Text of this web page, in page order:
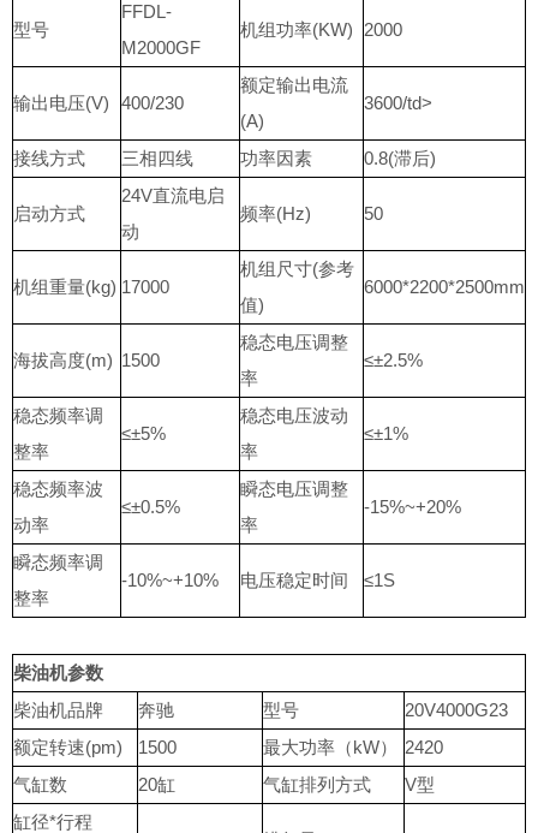
型号
FFDL-
M2000GF
机组功率(KW) 2000
输出电压(V) 400/230
额定输出电流
(A)
3600/td>
接线方式 三相四线 功率因素 0.8(滞后)
启动方式
24V直流电启
动
频率(Hz) 50
机组重量(kg) 17000
机组尺寸(参考
值)
6000*2200*2500mm
海拔高度(m) 1500
稳态电压调整
率
≤±2.5%
稳态频率调
整率
≤±5%
稳态电压波动
率
≤±1%
稳态频率波
动率
≤±0.5%
瞬态电压调整
率
-15%~+20%
瞬态频率调
整率
-10%~+10% 电压稳定时间 ≤1S
柴油机参数
柴油机品牌
奔驰 型号
20V4000G23
额定转速(pm)
1500 最大功率（kW）
2420
气缸数
20缸 气缸排列方式
V型
缸径*行程